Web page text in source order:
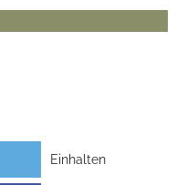
Einhalten